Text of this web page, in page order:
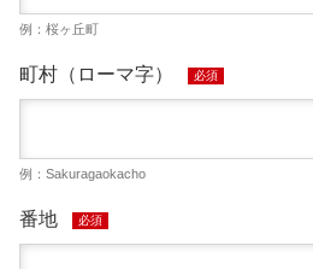
例：桜ヶ丘町
町村（ローマ字） 必須
例：Sakuragaokacho
番地 必須